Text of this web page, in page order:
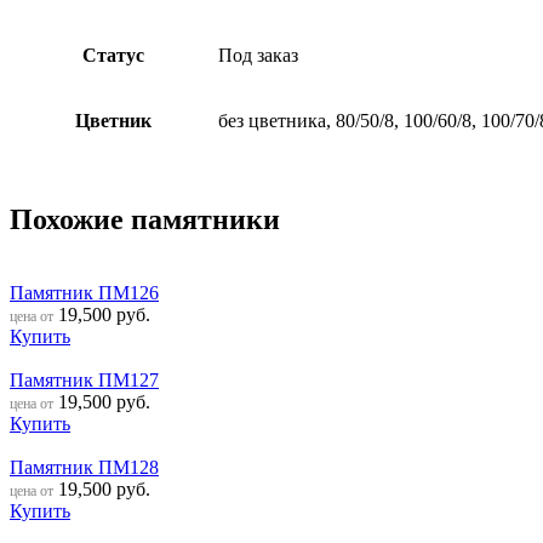
Статус Под заказ
Цветник без цветника, 80/50/8, 100/60/8, 100/70/
Похожие памятники
Памятник ПМ126
цена от 19,500 руб.
Купить
Памятник ПМ127
цена от 19,500 руб.
Купить
Памятник ПМ128
цена от 19,500 руб.
Купить